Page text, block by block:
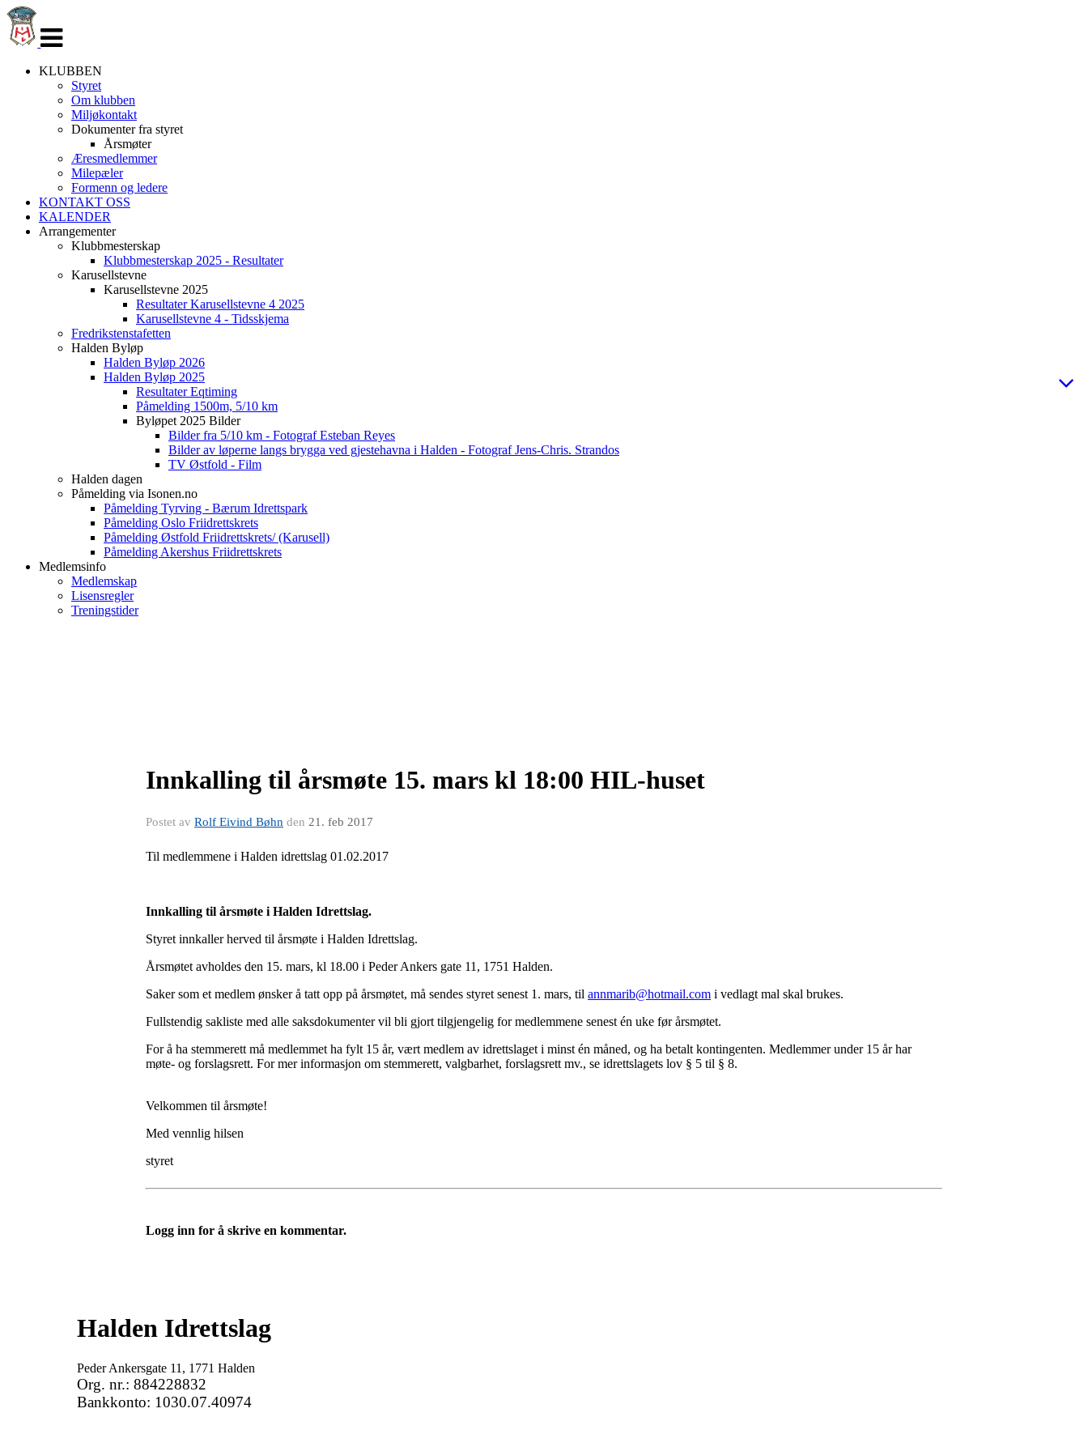
navigasjon
KLUBBEN
Styret
Om klubben
Miljøkontakt
Dokumenter fra styret
Årsmøter
Æresmedlemmer
Milepæler
Formenn og ledere
KONTAKT OSS
KALENDER
Arrangementer
Klubbmesterskap
Klubbmesterskap 2025 - Resultater
Karusellstevne
Karusellstevne 2025
Resultater Karusellstevne 4 2025
Karusellstevne 4 - Tidsskjema
Fredrikstenstafetten
Halden Byløp
Halden Byløp 2026
Halden Byløp 2025
Resultater Eqtiming
Påmelding 1500m, 5/10 km
Byløpet 2025 Bilder
Bilder fra 5/10 km - Fotograf Esteban Reyes
Bilder av løperne langs brygga ved gjestehavna i Halden - Fotograf Jens-Chris. Strandos
TV Østfold - Film
Halden dagen
Påmelding via Isonen.no
Påmelding Tyrving - Bærum Idrettspark
Påmelding Oslo Friidrettskrets
Påmelding Østfold Friidrettskrets/ (Karusell)
Påmelding Akershus Friidrettskrets
Medlemsinfo
Medlemskap
Lisensregler
Treningstider
Innkalling til årsmøte 15. mars kl 18:00 HIL-huset
Postet av Rolf Eivind Bøhn den 21. feb 2017
Til medlemmene i Halden idrettslag 01.02.2017
Innkalling til årsmøte i Halden Idrettslag.
Styret innkaller herved til årsmøte i Halden Idrettslag.
Årsmøtet avholdes den 15. mars, kl 18.00 i Peder Ankers gate 11, 1751 Halden.
Saker som et medlem ønsker å tatt opp på årsmøtet, må sendes styret senest 1. mars, til annmarib@hotmail.com i vedlagt mal skal brukes.
Fullstendig sakliste med alle saksdokumenter vil bli gjort tilgjengelig for medlemmene senest én uke før årsmøtet.
For å ha stemmerett må medlemmet ha fylt 15 år, vært medlem av idrettslaget i minst én måned, og ha betalt kontingenten. Medlemmer under 15 år har
møte- og forslagsrett. For mer informasjon om stemmerett, valgbarhet, forslagsrett mv., se idrettslagets lov § 5 til § 8.
Velkommen til årsmøte!
Med vennlig hilsen
styret
Logg inn for å skrive en kommentar.
Halden Idrettslag
Peder Ankersgate 11, 1771 Halden
Org. nr.: 884228832
Bankkonto: 1030.07.40974